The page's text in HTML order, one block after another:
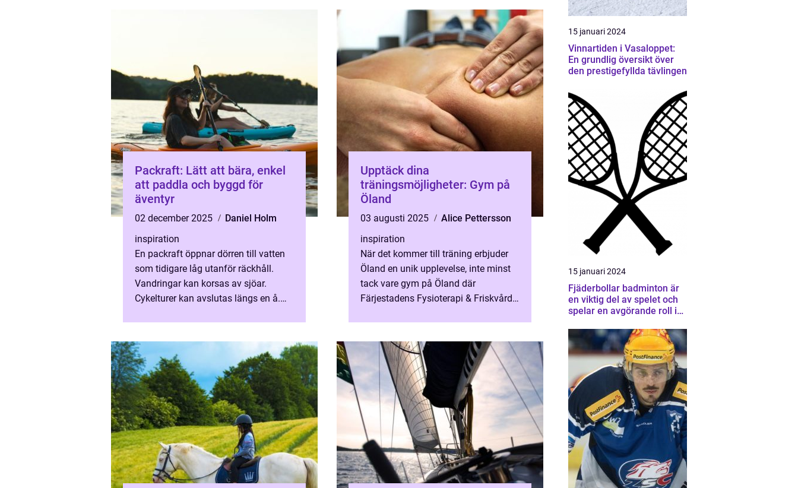
Packraft: Lätt att bära, enkel
att paddla och byggd för
äventyr
02 december 2025
Daniel Holm
inspiration
En packraft öppnar dörren till vatten
som tidigare låg utanför räckhåll.
Vandringar kan korsas av sjöar.
Cykelturer kan avslutas längs en å.
Upptäck dina
träningsmöjligheter: Gym på
Öland
03 augusti 2025
Alice Pettersson
inspiration
När det kommer till träning erbjuder
Öland en unik upplevelse, inte minst
tack vare gym på Öland där
Färjestadens Fysioterapi & Friskvård
15 januari 2024
Vinnartiden i Vasaloppet:
En grundlig översikt över
den prestigefyllda tävlingen
15 januari 2024
Fjäderbollar badminton är
en viktig del av spelet och
spelar en avgörande roll i
utmanande och spännande
match för spelarna